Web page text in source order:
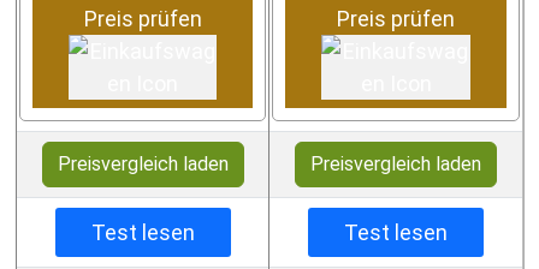
Preis prüfen Preis prüfen
Preisvergleich laden Preisvergleich laden
Test lesen Test lesen